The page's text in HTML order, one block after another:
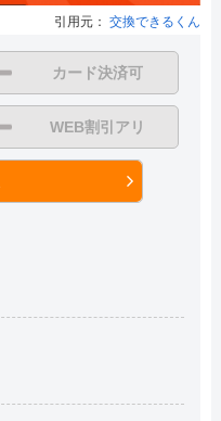
引用元： 交換できるくん
カード決済可
WEB割引アリ